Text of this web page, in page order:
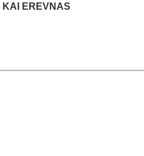
KAI EREVNAS